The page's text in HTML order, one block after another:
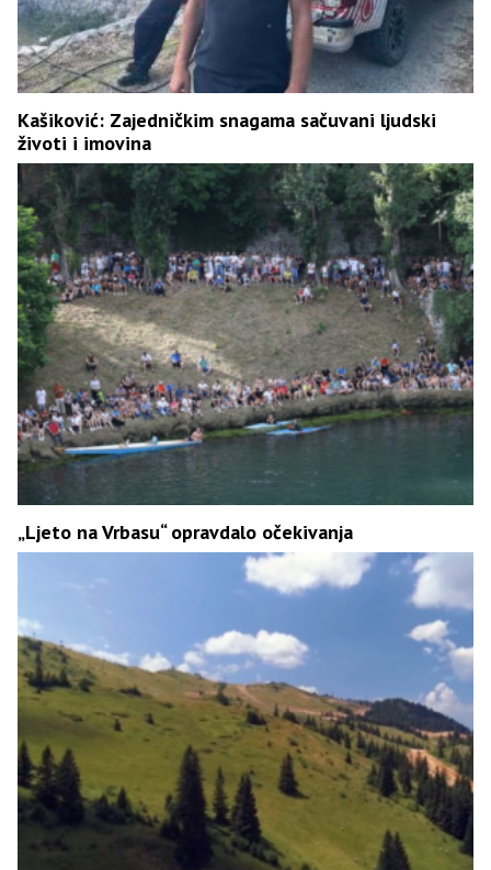
Kašiković: Zajedničkim snagama sačuvani ljudski
životi i imovina
„Ljeto na Vrbasu“ opravdalo očekivanja